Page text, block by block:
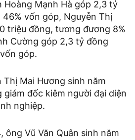
Hoàng Mạnh Hà góp 2,3 tỷ
vốn góp, Nguyễn Thị
triệu đồng, tương đương 8%
Cường góp 2,3 tỷ đồng
góp.
Thị Mai Hương sinh năm
giám đốc kiêm người đại diện
nghiệp.
ông Vũ Văn Quân sinh năm